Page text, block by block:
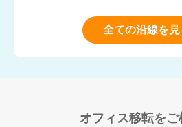
全ての沿線を
オフィス移転を